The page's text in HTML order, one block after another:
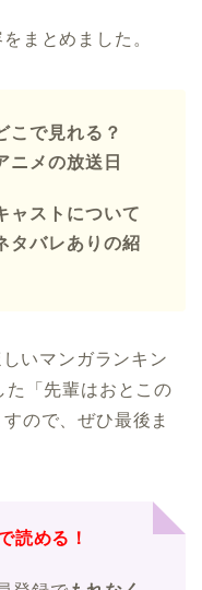
まとめました。
こで見れる？
ニメの放送日
ャストについて
タバレありの紹
いマンガランキン
た「先輩はおとこの
ので、ぜひ最後ま
読める！